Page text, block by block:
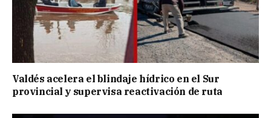
Valdés acelera el blindaje hídrico en el Sur
provincial y supervisa reactivación de ruta